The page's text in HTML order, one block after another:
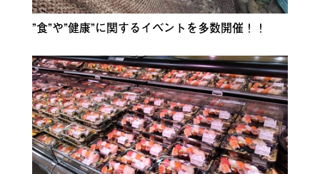
”食”や”健康”に関するイベントを多数開催！！